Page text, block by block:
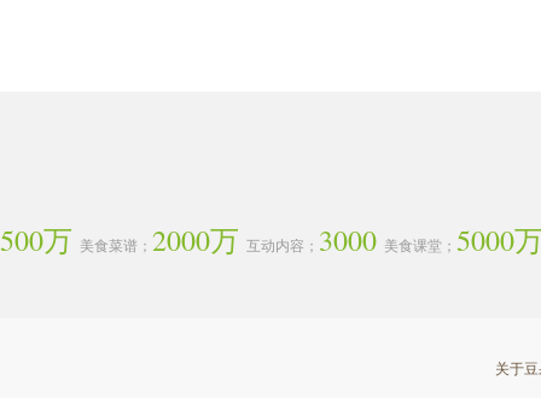
500万 美食菜谱； 2000万 互动内容； 3000 美食课堂； 5000
关于